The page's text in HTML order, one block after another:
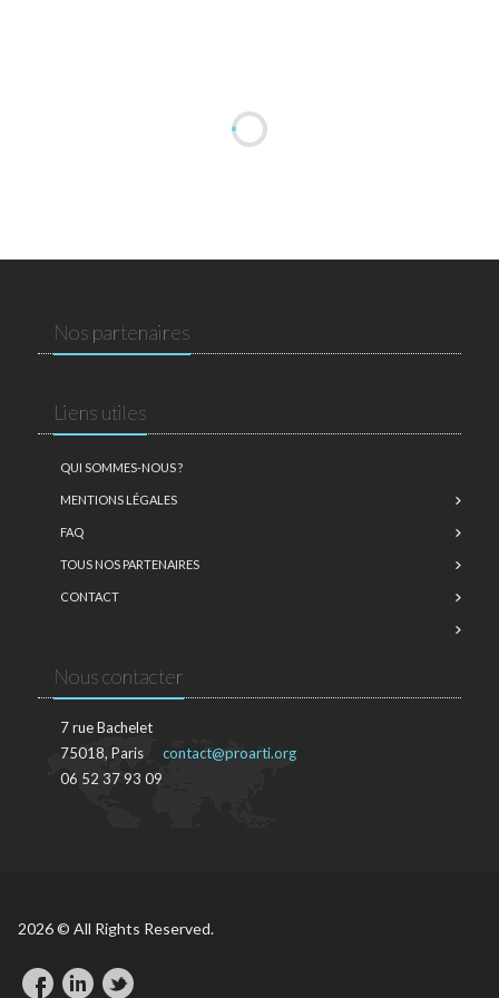
Nos partenaires
Liens utiles
QUI SOMMES-NOUS ?
MENTIONS LÉGALES
FAQ
TOUS NOS PARTENAIRES
CONTACT
Nous contacter
7 rue Bachelet
75018, Paris
06 52 37 93 09
contact@proarti.org
2026 © All Rights Reserved.